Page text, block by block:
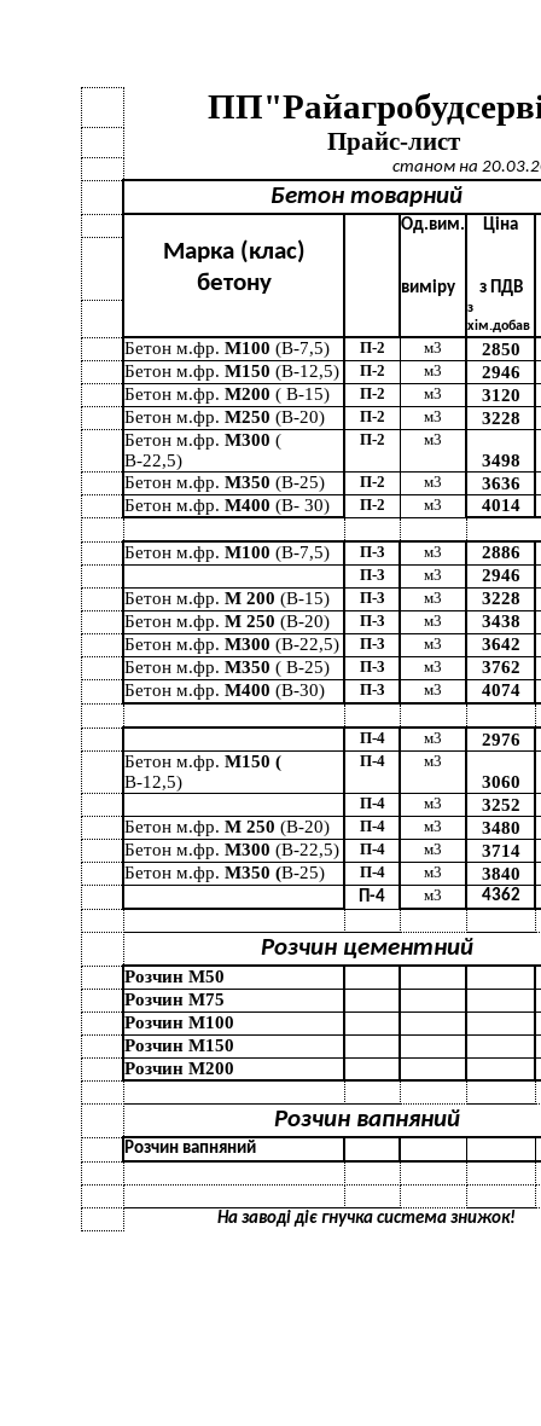
Прайс-лист
станом на
Бетон товарний
Од.вим. Ціна
Марка (клас)
бетону
виміру з ПДВ
з
хім.добав
Бетон м.фр.М100 (В-7,5) П-2 м3
2850
Бетон м.фр. М150 (В-12,5) П-2 м3
2946
Бетон м.фр.М200 ( В-15) П-2 м3
3120
Бетон м.фр.М250 (В-20) П-2 м3
3228
Бетон м.фр.М300 (
В-22,5)
П-2 м3
3498
Бетон м.фр. М350 (В-25) П-2 м3
3636
Бетон м.фр.М400 (В- 30) П-2 м3 4014
Бетон м.фр. М100 (В-7,5) П-3 м3 2886
П-3 м3
2946
Бетон м.фр.М 200 (В-15) П-3 м3
3228
Бетон м.фр.М 250(В-20) П-3 м3
3438
Бетон м.фр.М300 (В-22,5) П-3 м3
3642
Бетон м.фр.М350 ( В-25) П-3 м3
3762
Бетон м.фр.М400 (В-30) П-3 м3 4074
П-4 м3
2976
Бетон м.фр.М150 (
В-12,5)
П-4 м3
3060
П-4 м3
3252
Бетон м.фр. М 250 (В-20) П-4 м3
3480
Бетон м.фр. М300 (В-22,5) П-4 м3
3714
Бетон м.фр.М350 (В-25) П-4 м3 3840
П-4 м3 4362
Розчин цементний
Розчин М50
Розчин М75
Розчин М100
Розчин М150
Розчин М200
Розчин вапняний
Розчин вапняний
На заводі діє гнучка система знижок!